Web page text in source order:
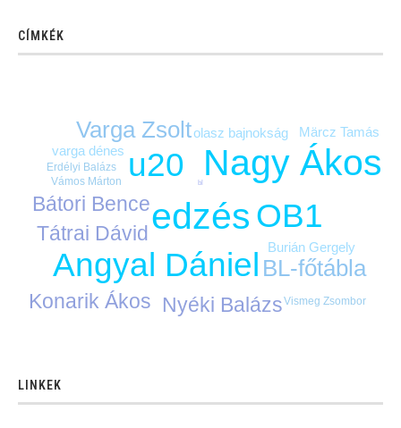
CÍMKÉK
edzés
Nagy Ákos
Angyal Dániel
OB1
u20
BL-főtábla
Varga Zsolt
Bátori Bence
Konarik Ákos Nyéki Balázs
Tátrai Dávid
Burián Gergely
Märcz Tamás
olasz bajnokság
varga dénes
Erdélyi Balázs
Vismeg Zsombor
Vámos Márton bl
LINKEK